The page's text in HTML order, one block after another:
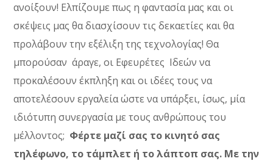
ανοίξουν! Ελπίζουμε πως η φαντασία μας και οι
σκέψεις μας θα διασχίσουν τις δεκαετίες και θα
προλάβουν την εξέλιξη της τεχνολογίας! Θα
μπορούσαν άραγε, οι Εφευρέτες Ιδεών να
προκαλέσουν έκπληξη και οι ιδέες τους να
αποτελέσουν εργαλεία ώστε να υπάρξει, ίσως, μία
ιδιότυπη συνεργασίαμε τους ανθρώπους του
μέλλοντος; Φέρτε μαζί σας το κινητό σας
τηλέφωνο, το τάμπλετ ή τολάπτοπ σας. Με την